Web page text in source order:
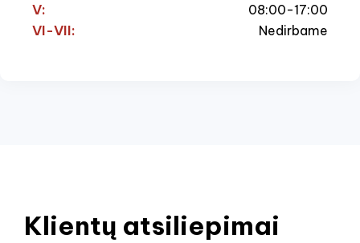
V: 08:00-17:00
VI-VII: Nedirbame
Klientų atsiliepimai